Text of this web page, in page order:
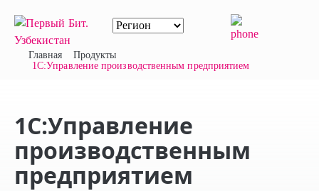
Главная
Продукты
1С:Управление производственным предприятием
1С:Управление
производственным
предприятием